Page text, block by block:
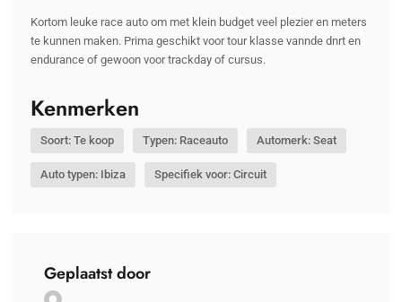
Kortom leuke race auto om met klein budget veel plezier en meters
te kunnen maken. Prima geschikt voor tour klasse vannde dnrt en
endurance of gewoon voor trackday of cursus.
Kenmerken
Soort: Te koop Typen: Raceauto Automerk: Seat
Auto typen: Ibiza Specifiek voor: Circuit
Geplaatst door